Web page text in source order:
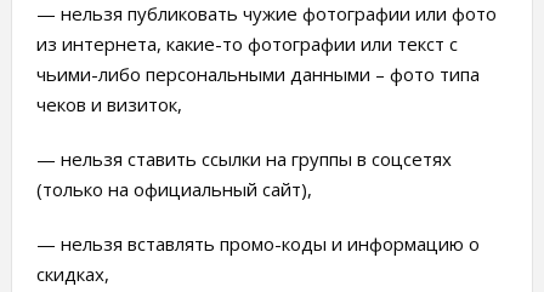
— нельзя публиковать чужие фотографии или фото
из интернета, какие-то фотографии или текст с
чьими-либо персональными данными – фото типа
чеков и визиток,
— нельзя ставить ссылки на группы в соцсетях
(только на официальный сайт),
— нельзя вставлять промо-коды и информацию о
скидках,